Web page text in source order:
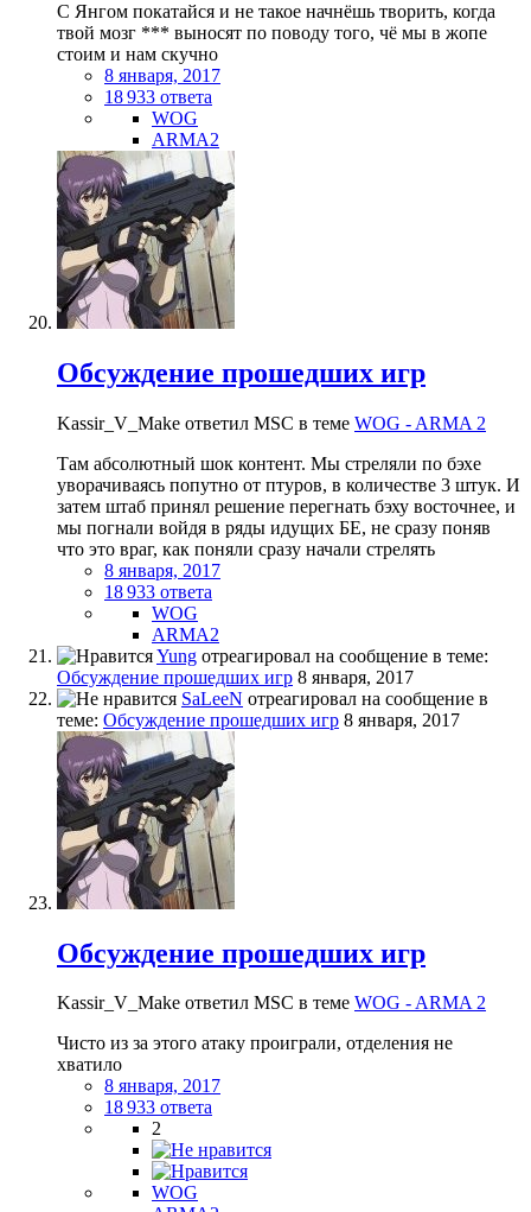
С Янгом покатайся и не такое начнёшь творить, когда
твой мозг *** выносят по поводу того, чё мы в жопе
стоим и нам скучно
8 января, 2017
18 933 ответа
WOG
ARMA2
Обсуждение прошедших игр
Kassir_V_Make ответил MSC в теме WOG - ARMA 2
Там абсолютный шок контент. Мы стреляли по бэхе
уворачиваясь попутно от птуров, в количестве 3 штук. И
затем штаб принял решение перегнать бэху восточнее, и
мы погнали войдя в ряды идущих БЕ, не сразу поняв
что это враг, как поняли сразу начали стрелять
8 января, 2017
18 933 ответа
WOG
ARMA2
Yung отреагировал на сообщение в теме:
Обсуждение прошедших игр 8 января, 2017
SaLeeN отреагировал на сообщение в
теме: Обсуждение прошедших игр 8 января, 2017
Обсуждение прошедших игр
Kassir_V_Make ответил MSC в теме WOG - ARMA 2
Чисто из за этого атаку проиграли, отделения не
хватило
8 января, 2017
18 933 ответа
2
WOG